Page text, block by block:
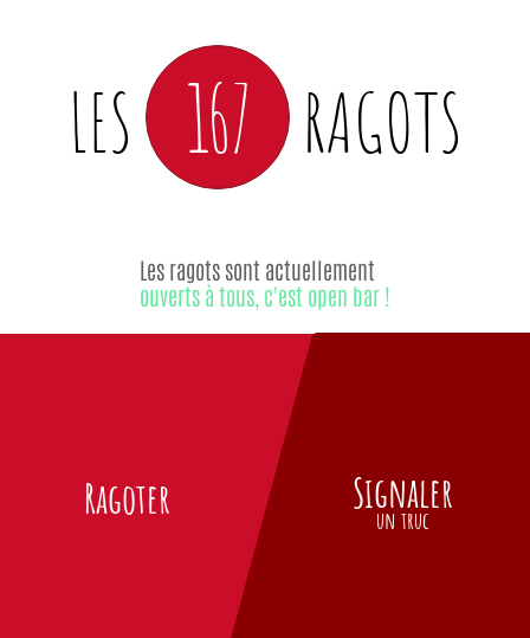
LES 167 RAGOTS
Ragoter
Les ragots sont actuellement
ouverts à tous, c'est open bar !
Signaler
un truc